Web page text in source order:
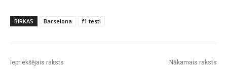
BIRKAS Barselona f1 testi
Iepriekšējais raksts Nākamais raksts